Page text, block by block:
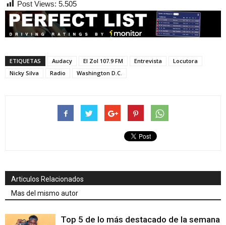
Post Views: 5.505
ETIQUETAS Audacy El Zol 107.9 FM Entrevista
Locutora
Nicky Silva
Radio Washington D.C.
Articulos Relacionados
Mas del mismo autor
Top 5 de lo más destacado de la semana